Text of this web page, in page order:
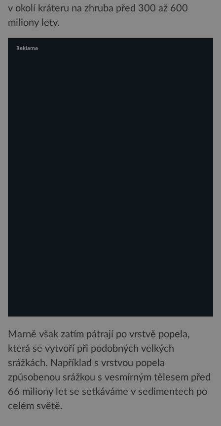
v okolí kráteru na zhruba před 300 až 600
miliony lety.
Marně však zatím pátrají po vrstvě popela,
která se vytvoří při podobných velkých
srážkách. Například s vrstvou popela
způsobenou srážkou s vesmírným tělesem před
66 miliony let se setkáváme v sedimentech po
celém světě.
Reklama